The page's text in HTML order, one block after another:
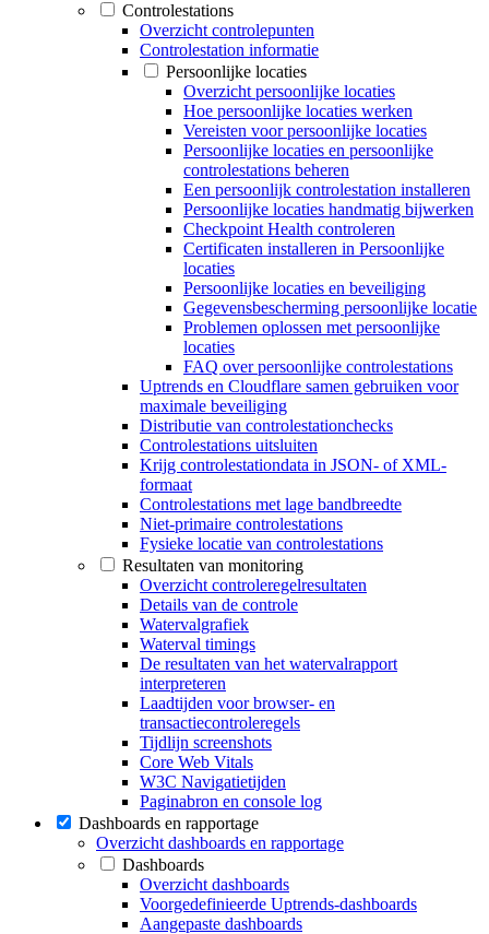
Controlestations
Overzicht controlepunten
Controlestation informatie
Persoonlijke locaties
Overzicht persoonlijke locaties
Hoe persoonlijke locaties werken
Vereisten voor persoonlijke locaties
Persoonlijke locaties en persoonlijke
controlestations beheren
Een persoonlijk controlestation installeren
Persoonlijke locaties handmatig bijwerken
Checkpoint Health controleren
Certificaten installeren in Persoonlijke
locaties
Persoonlijke locaties en beveiliging
Gegevensbescherming persoonlijke locatie
Problemen oplossen met persoonlijke
locaties
FAQ over persoonlijke controlestations
Uptrends en Cloudflare samen gebruiken voor
maximale beveiliging
Distributie van controlestationchecks
Controlestations uitsluiten
Krijg controlestationdata in JSON- of XML-
formaat
Controlestations met lage bandbreedte
Niet-primaire controlestations
Fysieke locatie van controlestations
Resultaten van monitoring
Overzicht controleregelresultaten
Details van de controle
Watervalgrafiek
Waterval timings
De resultaten van het watervalrapport
interpreteren
Laadtijden voor browser- en
transactiecontroleregels
Tijdlijn screenshots
Core Web Vitals
W3C Navigatietijden
Paginabron en console log
Dashboards en rapportage
Overzicht dashboards en rapportage
Dashboards
Overzicht dashboards
Voorgedefinieerde Uptrends-dashboards
Aangepaste dashboards